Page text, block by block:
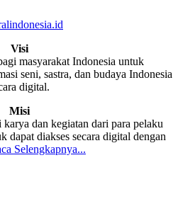
Visi
masyarakat Indonesia untuk
seni, sastra, dan budaya Indonesia
digital.
Misi
dan kegiatan dari para pelaku
dapat diakses secara digital dengan
Selengkapnya...